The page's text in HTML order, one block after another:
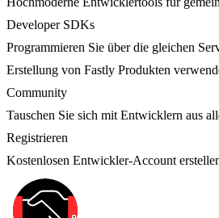
Developer SDKs
Programmieren Sie über die gleichen
Erstellung von Fastly Produkten
Community
Tauschen Sie sich mit Entwicklern aus
Registrieren
Kostenlosen Entwickler-Account